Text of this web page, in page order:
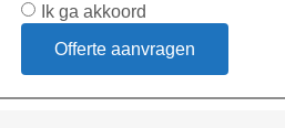
Ik ga akkoord
Offerte aanvragen